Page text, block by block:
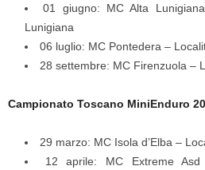
01 giugno: MC Alta
Lunigiana
06 luglio: MC Pontedera –
28 settembre: MC Firenzuola –
Campionato Toscano MiniEnduro
29 marzo: MC Isola d’Elba –
12 aprile: MC Extreme